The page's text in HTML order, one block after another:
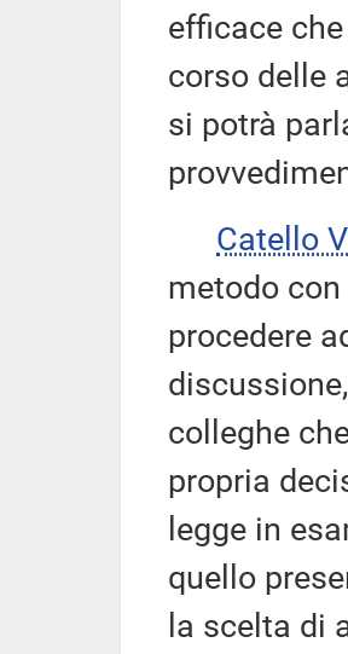
efficace
corso delle
si potrà
Catello
metodo
procedere
colleghe
propria
legge in
quello
la scelta di